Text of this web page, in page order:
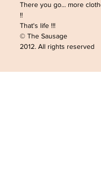
There you go... more
!!
That's life !!!
© The Sausage
2012. All rights reserved